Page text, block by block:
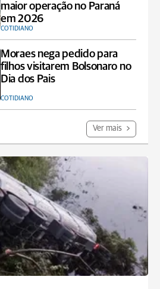
maior operação no Paraná
em 2026
COTIDIANO
Moraes nega pedido para
filhos visitarem Bolsonaro no
Dia dos Pais
COTIDIANO
Ver mais